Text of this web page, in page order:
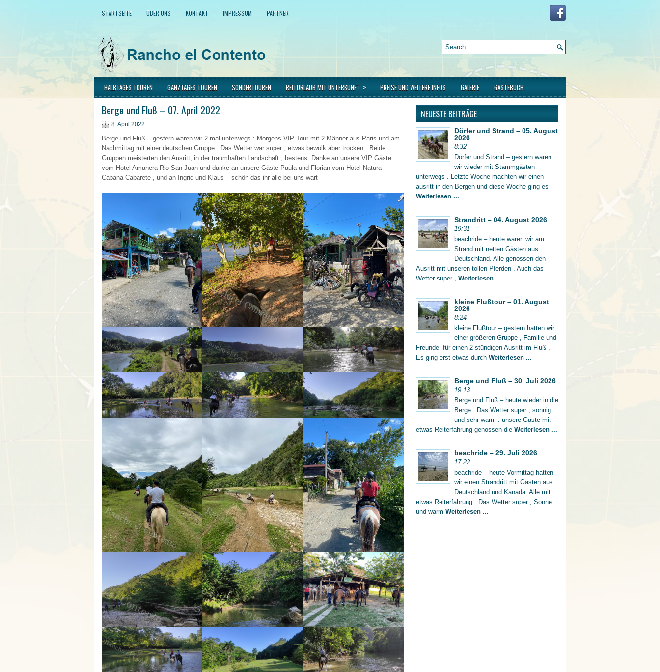
STARTSEITE ÜBER UNS KONTAKT IMPRESSUM PARTNER
HALBTAGES TOUREN GANZTAGES TOUREN SONDERTOUREN REITURLAUB MIT UNTERKUNFT » PREISE UND WEITERE INFOS GALERIE GÄSTEBUCH
Berge und Fluß – 07. April 2022
8. April 2022
Berge und Fluß – gestern waren wir 2 mal unterwegs : Morgens VIP Tour mit 2 Männer aus Paris und am
Nachmittag mit einer deutschen Gruppe . Das Wetter war super , etwas bewölk aber trocken . Beide
Gruppen meisterten den Ausritt, in der traumhaften Landschaft , bestens. Danke an unsere VIP Gäste
vom Hotel Amanera Rio San Juan und danke an unsere Gäste Paula und Florian vom Hotel Natura
Cabana Cabarete , und an Ingrid und Klaus – schön das ihr alle bei uns wart
NEUESTE BEITRÄGE
Dörfer und Strand – 05. August
2026
8:32
Dörfer und Strand – gestern waren
wir wieder mit Stammgästen
unterwegs . Letzte Woche machten wir einen
ausritt in den Bergen und diese Woche ging es
Weiterlesen ...
Strandritt – 04. August 2026
19:31
beachride – heute waren wir am
Strand mit netten Gästen aus
Deutschland. Alle genossen den
Ausritt mit unseren tollen Pferden . Auch das
Wetter super , Weiterlesen ...
kleine Flußtour – 01. August
2026
8:24
kleine Flußtour – gestern hatten wir
einer größeren Gruppe , Familie und
Freunde, für einen 2 stündigen Ausritt im Fluß .
Es ging erst etwas durch Weiterlesen ...
Berge und Fluß – 30. Juli 2026
19:13
Berge und Fluß – heute wieder in die
Berge . Das Wetter super , sonnig
und sehr warm . unsere Gäste mit
etwas Reiterfahrung genossen die Weiterlesen ...
beachride – 29. Juli 2026
17:22
beachride – heute Vormittag hatten
wir einen Strandritt mit Gästen aus
Deutschland und Kanada. Alle mit
etwas Reiterfahrung . Das Wetter super , Sonne
und warm Weiterlesen ...